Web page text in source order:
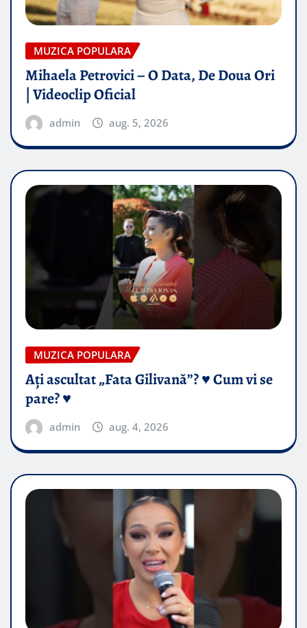
MUZICA POPULARA
Mihaela Petrovici – O Data, De Doua Ori
| Videoclip Oficial
admin aug. 5, 2026
MUZICA POPULARA
Ați ascultat „Fata Gilivană”? ♥️ Cum vi se
pare? ♥️
admin aug. 4, 2026